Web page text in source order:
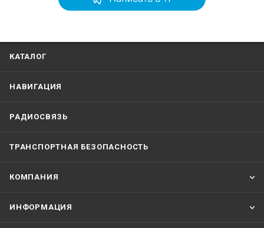
КАТАЛОГ
НАВИГАЦИЯ
РАДИОСВЯЗЬ
ТРАНСПОРТНАЯ БЕЗОПАСНОСТЬ
КОМПАНИЯ
ИНФОРМАЦИЯ